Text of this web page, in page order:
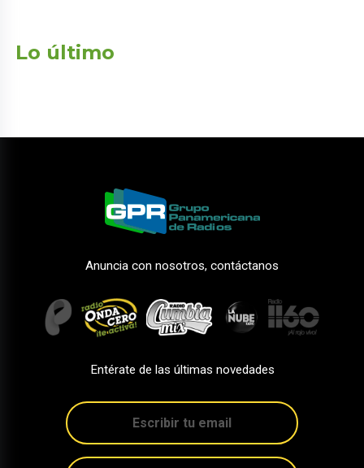
Lo último
Anuncia con nosotros, contáctanos
Entérate de las últimas novedades